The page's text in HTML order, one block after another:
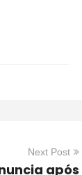
Next Post
após